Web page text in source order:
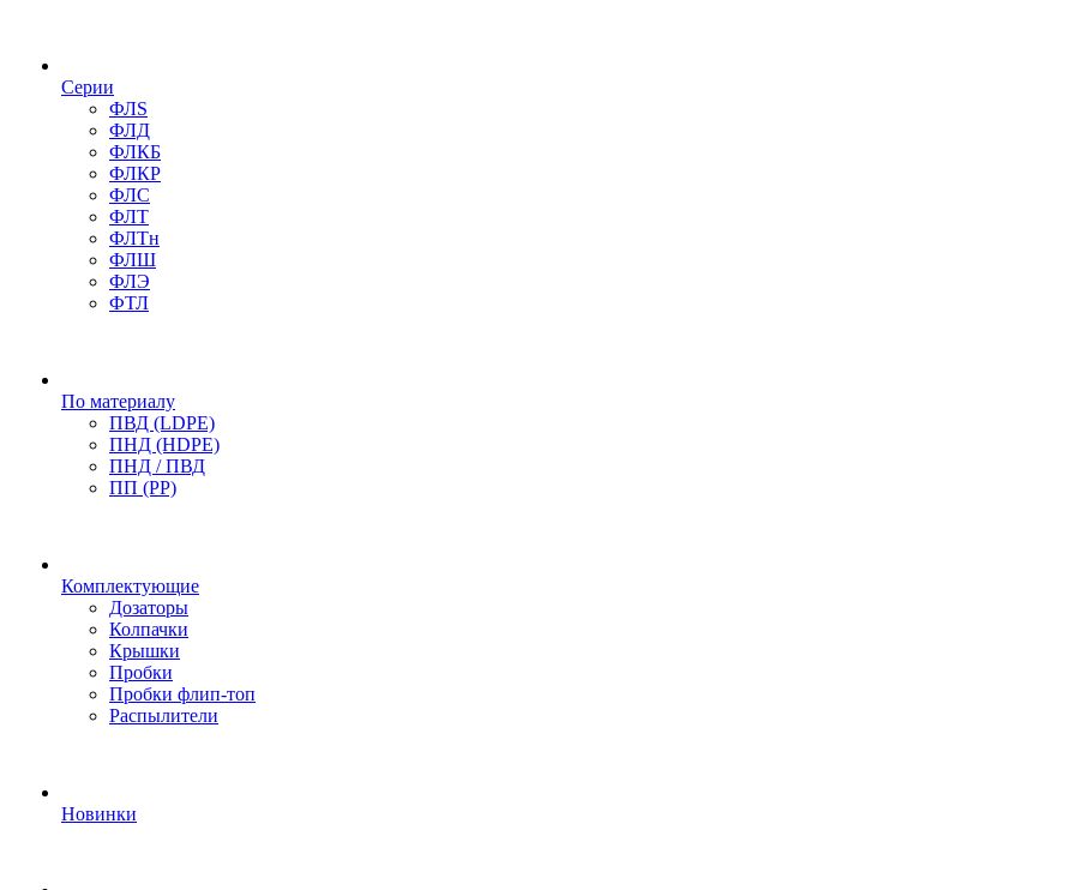
Серии
ФЛS
ФЛД
ФЛКБ
ФЛКР
ФЛС
ФЛТ
ФЛТн
ФЛШ
ФЛЭ
ФТЛ
По материалу
ПВД (LDPE)
ПНД (HDPE)
ПНД / ПВД
ПП (PP)
Комплектующие
Дозаторы
Колпачки
Крышки
Пробки
Пробки флип-топ
Распылители
Новинки